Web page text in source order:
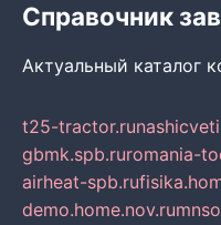
Справочник
Актуальный каталог
t25-tractor.ru
gbmk.spb.ruromania-
airheat-spb.ru
demo.home.nov.ru